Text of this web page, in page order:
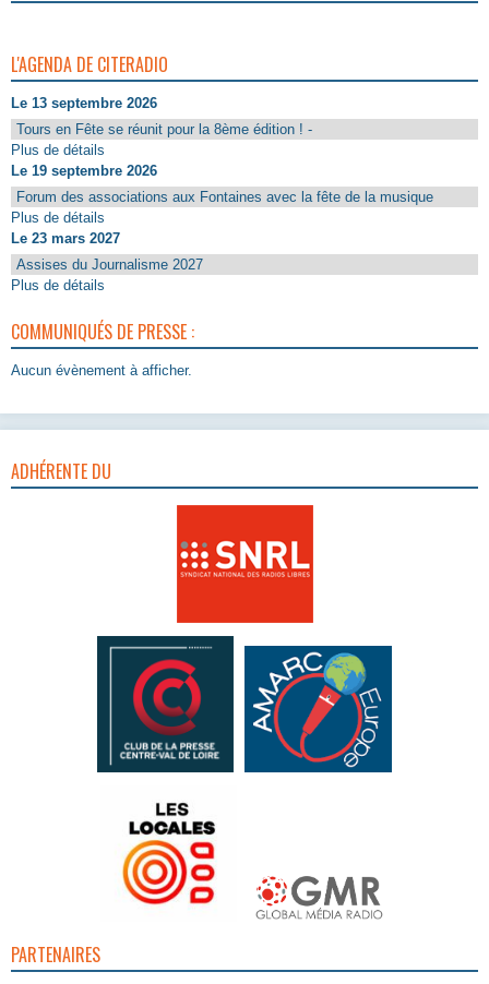
L'AGENDA DE CITERADIO
Le 13 septembre 2026
Tours en Fête se réunit pour la 8ème édition ! -
Plus de détails
Le 19 septembre 2026
Forum des associations aux Fontaines avec la fête de la musique
Plus de détails
Le 23 mars 2027
Assises du Journalisme 2027
Plus de détails
COMMUNIQUÉS DE PRESSE :
Aucun évènement à afficher.
ADHÉRENTE DU
PARTENAIRES